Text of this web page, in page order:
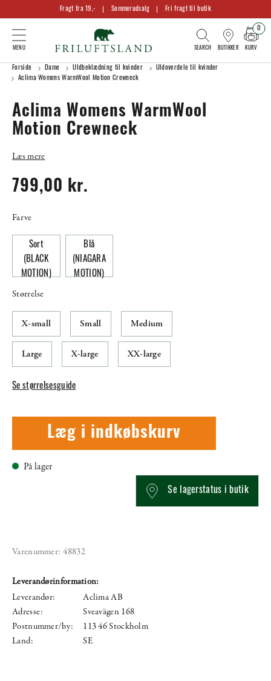
Fragt fra 19,- Sommerudsalg Fri fragt til butik
BUTIKKER KURV
0
Forside Dame Uldbeklædning til kvinder
Uldoverdele til kvinder
Aclima Womens WarmWool Motion Crewneck
Aclima Womens WarmWool
Motion Crewneck
Læs mere
799,00 kr.
Farve
Sort
(BLACK
MOTION)
Blå
(NIAGARA
MOTION)
Størrelse
X-small Small Medium
Large X-large XX-large
Se størrelsesguide
Læg i indkøbskurv
På lager
Se lagerstatus i butik
Varenummer: 48832
Leverandørinformation:
Leverandør:
Aclima AB
Adresse:
Sveavägen 168
Postnummer/by:
113 46 Stockholm
Land:
SE